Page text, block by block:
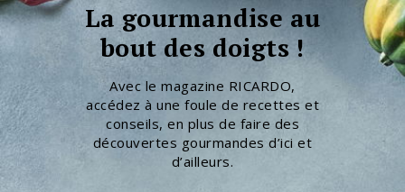
La gourmandise au
bout des doigts !
Avec le magazine RICARDO,
accédez à une foule de recettes et
conseils, en plus de faire des
découvertes gourmandes d’ici et
d’ailleurs.